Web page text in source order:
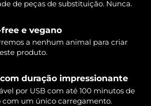
de peças de substituição. Nunca.
e vegano
a nenhum animal para criar
produto.
duração impressionante
por USB com até 100 minutos de
com um único carregamento.